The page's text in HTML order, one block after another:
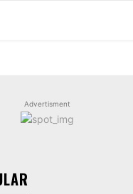
Advertisment